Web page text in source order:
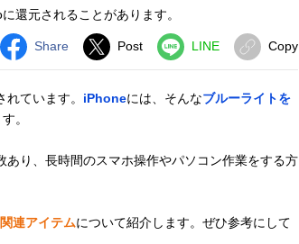
還元されることがあります。
Share Post LINE Copy
ています。 iPhoneには、そんなブルーライトを
。
り、長時間のスマホ操作やパソコン作業をする方
連アイテムについて紹介します。ぜひ参考にして